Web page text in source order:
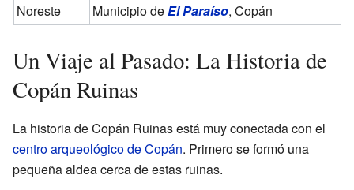
Noreste Municipio deEl Paraíso, Copán
Un Viaje al Pasado: La Historia de
Copán Ruinas
La historia de Copán Ruinas está muy conectada con el
centro arqueológico de Copán. Primero se formó una
pequeña aldea cerca de estas ruinas.